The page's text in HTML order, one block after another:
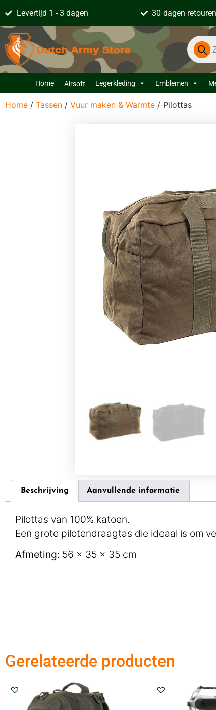
Levertijd 1 - 3 dagen 30 dagen retouren
Home Airsoft Legerkleding Emblemen
Home / Tassen / Vuur maken & Warmte / Pilottas
Beschrijving Aanvullende informatie
Pilottas van 100% katoen.
Een grote pilotendraagtas die ideaal is om
Afmeting: 56 x 35 x 35 cm
Gerelateerde producten